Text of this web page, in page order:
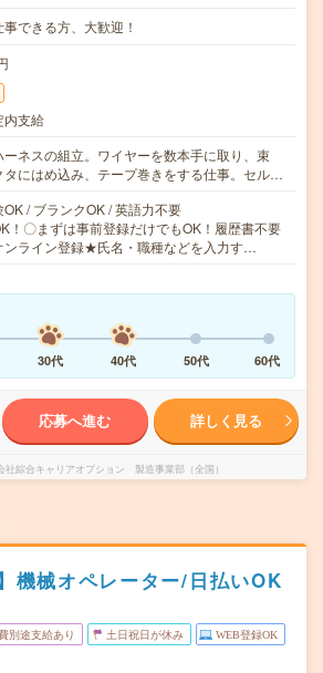
できる方、大歓迎！
内支給
ーネスの組立。ワイヤーを数本手に取り、束
タにはめ込み、テープ巻きをする仕事。セル…
/ ブランクOK / 英語力不要
！〇まずは事前登録だけでもOK！履歴書不要
ンライン登録★氏名・職種などを入力す…
30代 40代 50代 60代
応募へ進む 詳しく見る
社綜合キャリアオプション 製造事業部（全国）
機械オペレーター/日払いOK
別途支給あり 土日祝日が休み WEB登録OK